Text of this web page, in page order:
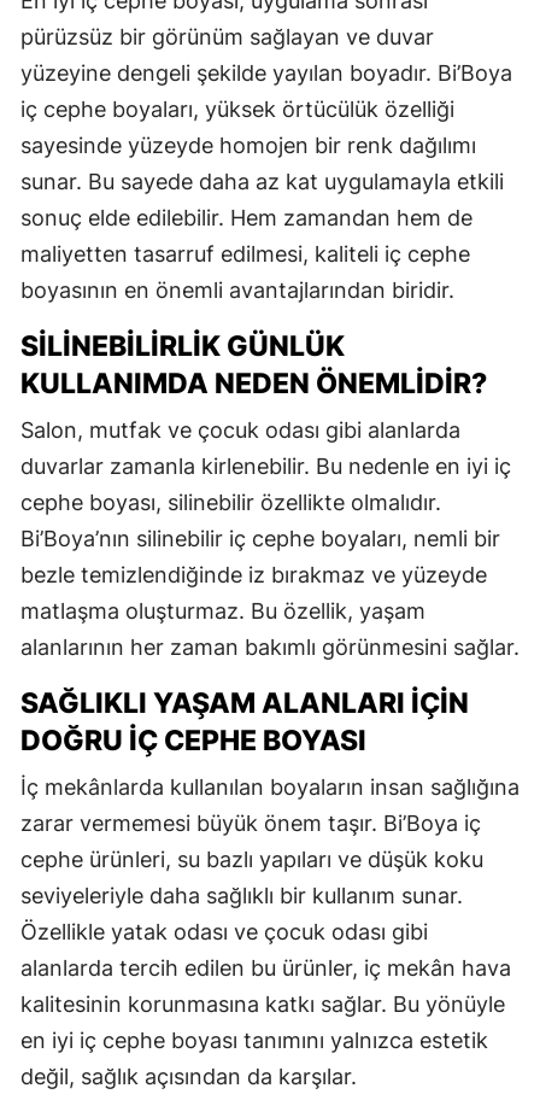
pürüzsüz bir görünüm sağlayan ve duvar
yüzeyine dengeli şekilde yayılan boyadır. Bi’Boya
iç cephe boyaları, yüksek örtücülük özelliği
sayesinde yüzeyde homojen bir renk dağılımı
sunar. Bu sayede daha az kat uygulamayla etkili
sonuç elde edilebilir. Hem zamandan hem de
maliyetten tasarruf edilmesi, kaliteli iç cephe
boyasının en önemli avantajlarından biridir.
SILINEBILIRLIK GÜNLÜK
KULLANIMDA NEDEN ÖNEMLIDIR?
Salon, mutfak ve çocuk odası gibi alanlarda
duvarlar zamanla kirlenebilir. Bu nedenle en iyi iç
cephe boyası, silinebilir özellikte olmalıdır.
Bi’Boya’nın silinebilir iç cephe boyaları, nemli bir
bezle temizlendiğinde iz bırakmaz ve yüzeyde
matlaşma oluşturmaz. Bu özellik, yaşam
alanlarının her zaman bakımlı görünmesini sağlar.
SAĞLIKLI YAŞAM ALANLARI İÇIN
DOĞRU İÇ CEPHE BOYASI
İç mekânlarda kullanılan boyaların insan sağlığına
zarar vermemesi büyük önem taşır. Bi’Boya iç
cephe ürünleri, su bazlı yapıları ve düşük koku
seviyeleriyle daha sağlıklı bir kullanım sunar.
Özellikle yatak odası ve çocuk odası gibi
alanlarda tercih edilen bu ürünler, iç mekân hava
kalitesinin korunmasına katkı sağlar. Bu yönüyle
en iyi iç cephe boyası tanımını yalnızca estetik
değil, sağlık açısından da karşılar.